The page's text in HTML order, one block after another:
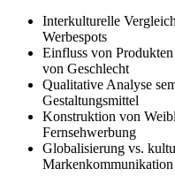
Interkulturelle
Werbespots
Einfluss von
von Geschlecht
Qualitative Analyse
Gestaltungsmittel
Konstruktion von
Fernsehwerbung
Globalisierung vs.
Markenkommunikation